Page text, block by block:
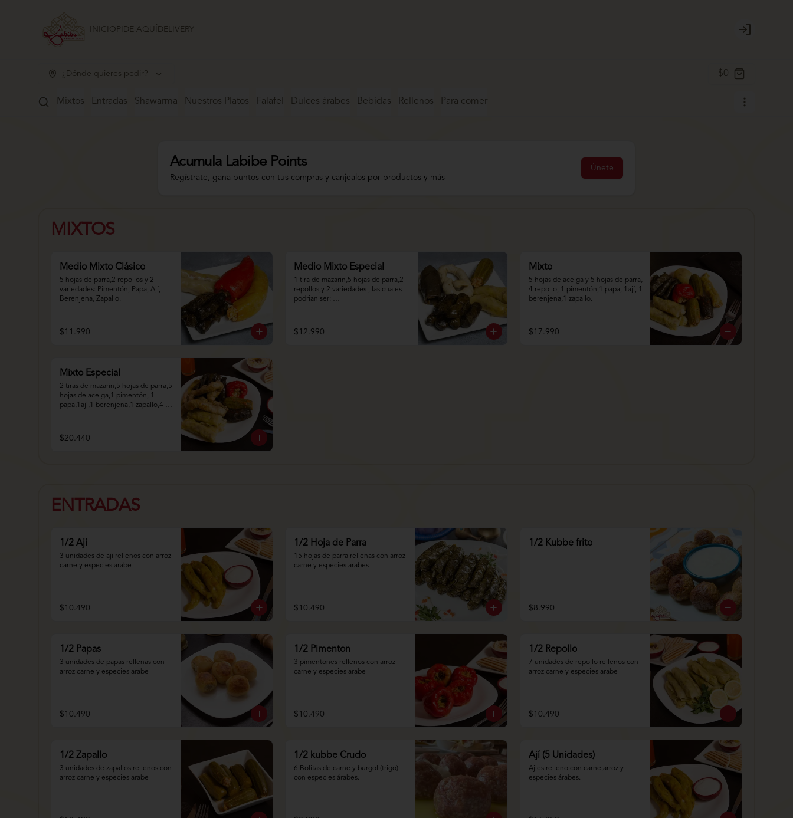
INICIO PIDE AQUÍ DELIVERY
Login
¿Dónde quieres pedir? $0
Mixtos Entradas Shawarma Nuestros Platos Falafel Dulces árabes Bebidas Rellenos Para comer
Acumula Labibe Points
Regístrate, gana puntos con tus compras y canjealos por productos y más
Únete
MIXTOS
Medio Mixto Clásico
5 hojas de parra,2 repollos y 2
variedades: Pimentón, Papa, Ají,
Berenjena, Zapallo.
$11.990
Medio Mixto Especial
1 tira de mazarin,5 hojas de parra,2
repollos,y 2 variedades , las cuales
podrian ser:
$12.990
Mixto
5 hojas de acelga y 5 hojas de parra,
4 repollo, 1 pimentón,1 papa, 1ají, 1
berenjena,1 zapallo.
$17.990
Mixto Especial
2 tiras de mazarin,5 hojas de parra,5
hojas de acelga,1 pimentón, 1
papa,1ají,1 berenjena,1 zapallo,4
$20.440
ENTRADAS
1/2 Ají
3 unidades de aji rellenos con arroz
carne y especies arabe
$10.490
1/2 Hoja de Parra
15 hojas de parra rellenas con arroz
carne y especies arabes
$10.490
1/2 Kubbe frito
$8.990
1/2 Papas
3 unidades de papas rellenas con
arroz carne y especies arabe
$10.490
1/2 Pimenton
3 pimentones rellenos con arroz
carne y especies arabe
$10.490
1/2 Repollo
7 unidades de repollo rellenos con
arroz carne y especies arabe
$10.490
1/2 Zapallo
3 unidades de zapallos rellenos con
arroz carne y especies arabe
1/2 kubbe Crudo
6 Bolitas de carne y burgol (trigo)
con especies árabes.
Ají (5 Unidades)
Ajies relleno con carne,arroz y
especies árabes.